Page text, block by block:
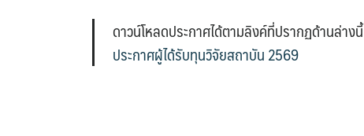
ดาวน์โหลดประกาศได้ตามลิงค์ที่ปรากฏด้านล่างนี้
ประกาศผู้ได้รับทุนวิจัยสถาบัน 2569